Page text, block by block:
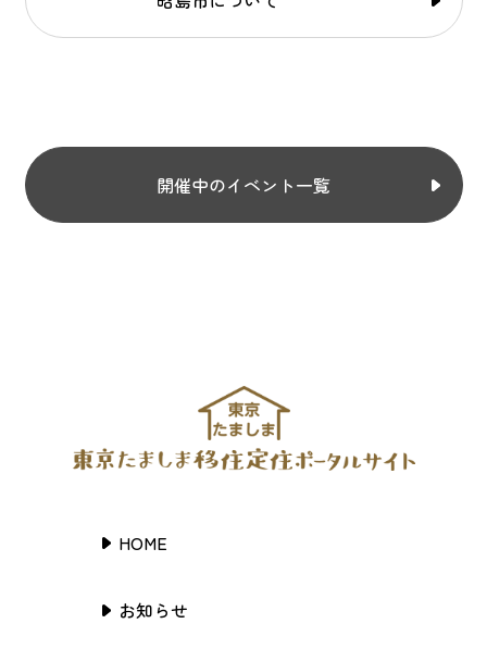
開催中のイベント一覧
HOME
お知らせ